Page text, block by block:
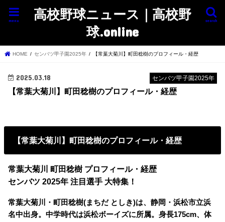
高校野球ニュース｜高校野
球.online
search
menu
HOME センバツ甲子園2025年 【常葉大菊川】町田稔樹のプロフィール・経歴
センバツ甲子園2025年
2025.03.18
【常葉大菊川】町田稔樹のプロフィール・経歴
【常葉大菊川】町田稔樹のプロフィール・経歴
常葉大菊川 町田稔樹 プロフィール・経歴
センバツ 2025年 注目選手 大特集！
常葉大菊川・町田稔樹(まちだ としき)は、静岡・浜松市立浜
名中出身。中学時代は浜松ボーイズに所属。身長175cm、体